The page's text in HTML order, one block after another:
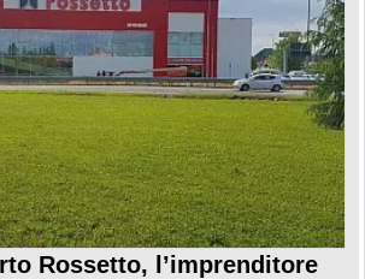
Rossetto, l’imprenditore